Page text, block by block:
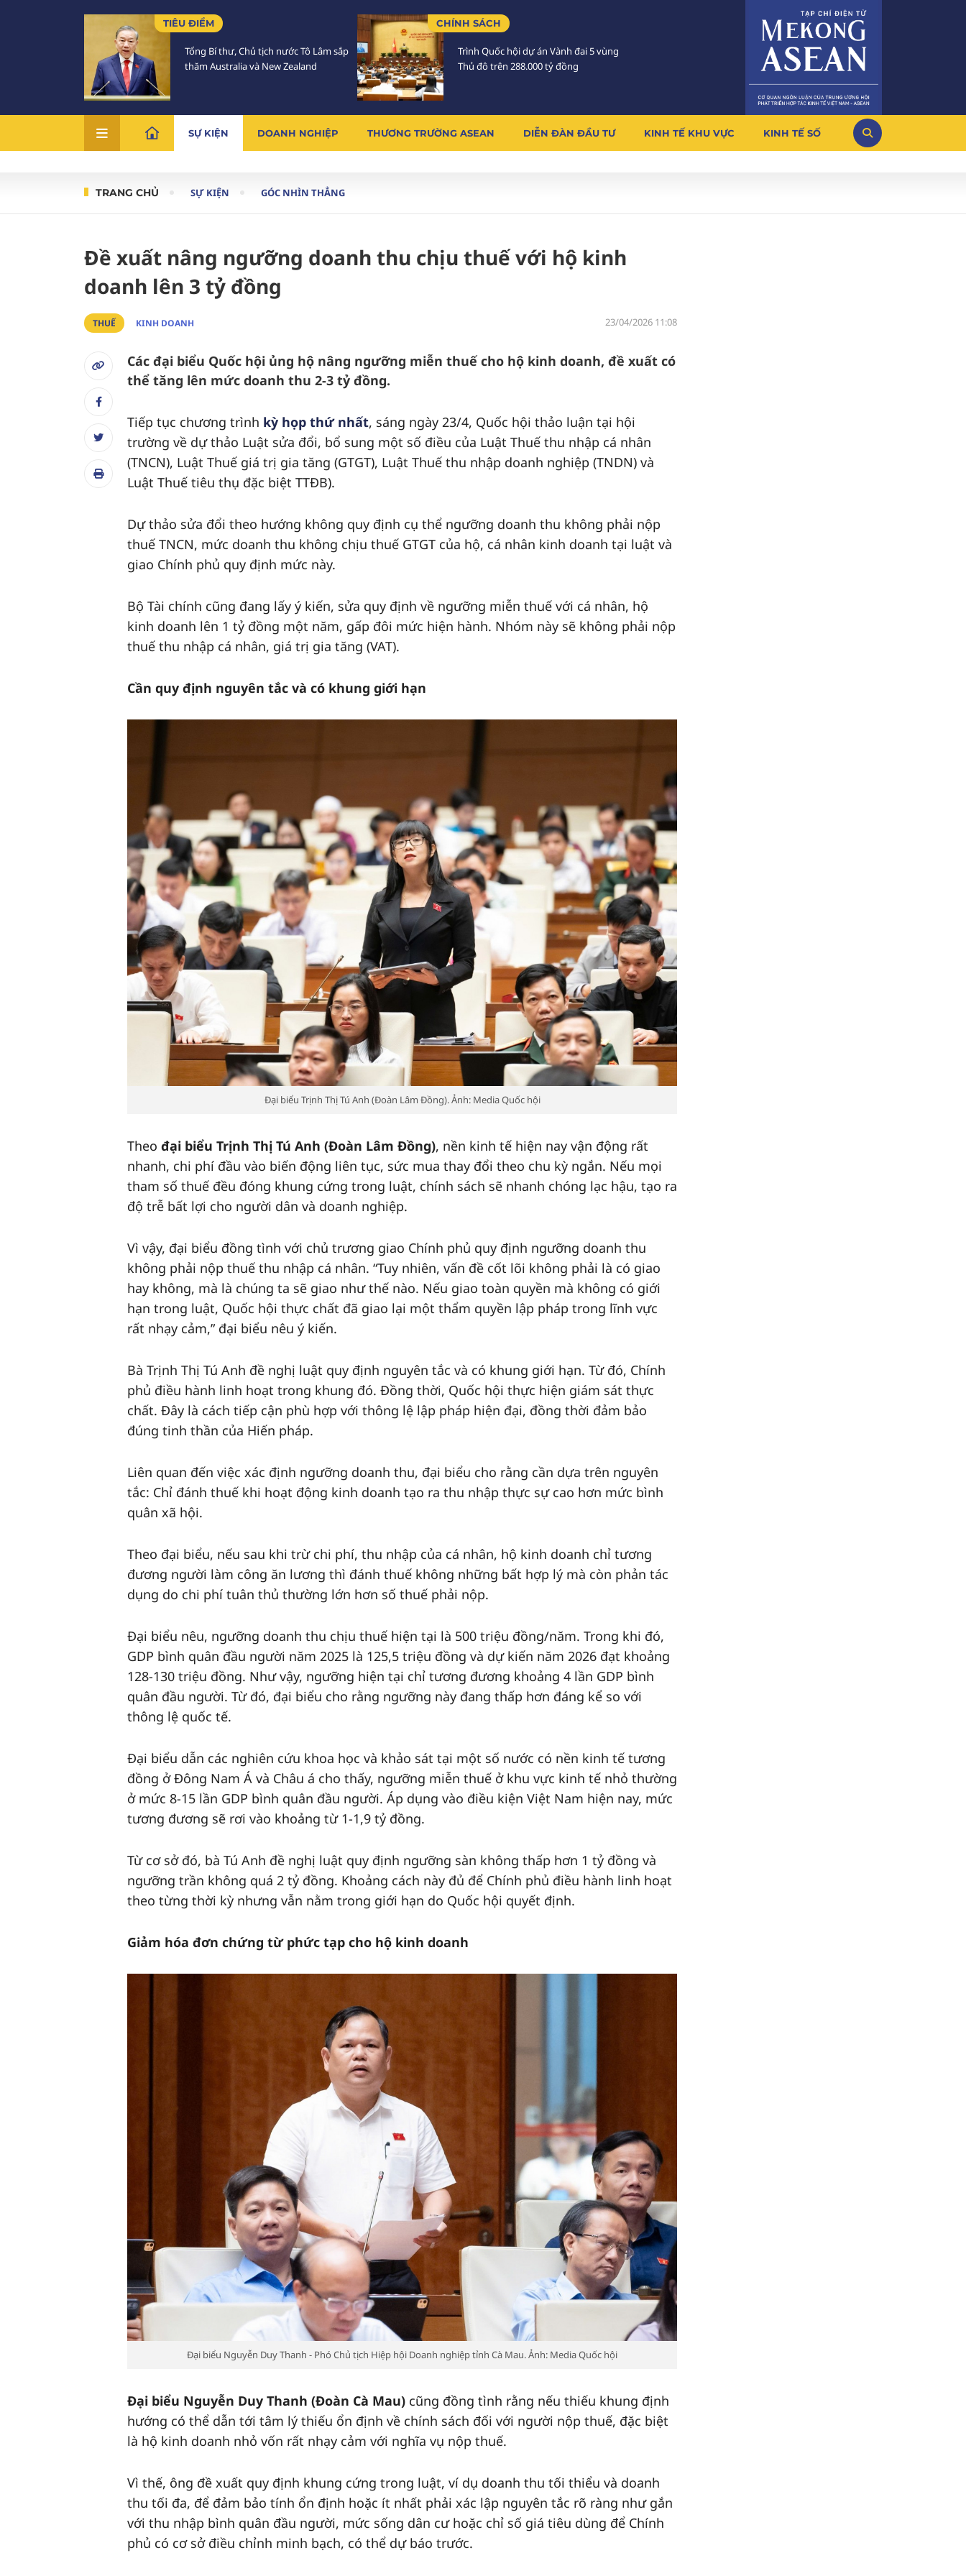
TIÊU ĐIỂM
Tổng Bí thư, Chủ tịch nước Tô Lâm sắp
thăm Australia và New Zealand
CHÍNH SÁCH
Trình Quốc hội dự án Vành đai 5 vùng
Thủ đô trên 288.000 tỷ đồng
SỰ KIỆN DOANH NGHIỆP THƯƠNG TRƯỜNG ASEAN DIỄN ĐÀN ĐẦU TƯ KINH TẾ KHU VỰC KINH TẾ SỐ
TRANG CHỦ SỰ KIỆN GÓC NHÌN THẲNG
Đề xuất nâng ngưỡng doanh thu chịu thuế với hộ kinh
doanh lên 3 tỷ đồng
THUẾ KINH DOANH 23/04/2026 11:08
Các đại biểu Quốc hội ủng hộ nâng ngưỡng miễn thuế cho hộ kinh doanh, đề xuất có
thể tăng lên mức doanh thu 2-3 tỷ đồng.
Tiếp tục chương trình kỳ họp thứ nhất, sáng ngày 23/4, Quốc hội thảo luận tại hội
trường về dự thảo Luật sửa đổi, bổ sung một số điều của Luật Thuế thu nhập cá nhân
(TNCN), Luật Thuế giá trị gia tăng (GTGT), Luật Thuế thu nhập doanh nghiệp (TNDN) và
Luật Thuế tiêu thụ đặc biệt TTĐB).
Dự thảo sửa đổi theo hướng không quy định cụ thể ngưỡng doanh thu không phải nộp
thuế TNCN, mức doanh thu không chịu thuế GTGT của hộ, cá nhân kinh doanh tại luật và
giao Chính phủ quy định mức này.
Bộ Tài chính cũng đang lấy ý kiến, sửa quy định về ngưỡng miễn thuế với cá nhân, hộ
kinh doanh lên 1 tỷ đồng một năm, gấp đôi mức hiện hành. Nhóm này sẽ không phải nộp
thuế thu nhập cá nhân, giá trị gia tăng (VAT).
Cần quy định nguyên tắc và có khung giới hạn
Đại biểu Trịnh Thị Tú Anh (Đoàn Lâm Đồng). Ảnh: Media Quốc hội
Theo đại biểu Trịnh Thị Tú Anh (Đoàn Lâm Đồng), nền kinh tế hiện nay vận động rất
nhanh, chi phí đầu vào biến động liên tục, sức mua thay đổi theo chu kỳ ngắn. Nếu mọi
tham số thuế đều đóng khung cứng trong luật, chính sách sẽ nhanh chóng lạc hậu, tạo ra
độ trễ bất lợi cho người dân và doanh nghiệp.
Vì vậy, đại biểu đồng tình với chủ trương giao Chính phủ quy định ngưỡng doanh thu
không phải nộp thuế thu nhập cá nhân. “Tuy nhiên, vấn đề cốt lõi không phải là có giao
hay không, mà là chúng ta sẽ giao như thế nào. Nếu giao toàn quyền mà không có giới
hạn trong luật, Quốc hội thực chất đã giao lại một thẩm quyền lập pháp trong lĩnh vực
rất nhạy cảm,” đại biểu nêu ý kiến.
Bà Trịnh Thị Tú Anh đề nghị luật quy định nguyên tắc và có khung giới hạn. Từ đó, Chính
phủ điều hành linh hoạt trong khung đó. Đồng thời, Quốc hội thực hiện giám sát thực
chất. Đây là cách tiếp cận phù hợp với thông lệ lập pháp hiện đại, đồng thời đảm bảo
đúng tinh thần của Hiến pháp.
Liên quan đến việc xác định ngưỡng doanh thu, đại biểu cho rằng cần dựa trên nguyên
tắc: Chỉ đánh thuế khi hoạt động kinh doanh tạo ra thu nhập thực sự cao hơn mức bình
quân xã hội.
Theo đại biểu, nếu sau khi trừ chi phí, thu nhập của cá nhân, hộ kinh doanh chỉ tương
đương người làm công ăn lương thì đánh thuế không những bất hợp lý mà còn phản tác
dụng do chi phí tuân thủ thường lớn hơn số thuế phải nộp.
Đại biểu nêu, ngưỡng doanh thu chịu thuế hiện tại là 500 triệu đồng/năm. Trong khi đó,
GDP bình quân đầu người năm 2025 là 125,5 triệu đồng và dự kiến năm 2026 đạt khoảng
128-130 triệu đồng. Như vậy, ngưỡng hiện tại chỉ tương đương khoảng 4 lần GDP bình
quân đầu người. Từ đó, đại biểu cho rằng ngưỡng này đang thấp hơn đáng kể so với
thông lệ quốc tế.
Đại biểu dẫn các nghiên cứu khoa học và khảo sát tại một số nước có nền kinh tế tương
đồng ở Đông Nam Á và Châu á cho thấy, ngưỡng miễn thuế ở khu vực kinh tế nhỏ thường
ở mức 8-15 lần GDP bình quân đầu người. Áp dụng vào điều kiện Việt Nam hiện nay, mức
tương đương sẽ rơi vào khoảng từ 1-1,9 tỷ đồng.
Từ cơ sở đó, bà Tú Anh đề nghị luật quy định ngưỡng sàn không thấp hơn 1 tỷ đồng và
ngưỡng trần không quá 2 tỷ đồng. Khoảng cách này đủ để Chính phủ điều hành linh hoạt
theo từng thời kỳ nhưng vẫn nằm trong giới hạn do Quốc hội quyết định.
Giảm hóa đơn chứng từ phức tạp cho hộ kinh doanh
Đại biểu Nguyễn Duy Thanh - Phó Chủ tịch Hiệp hội Doanh nghiệp tỉnh Cà Mau. Ảnh: Media Quốc hội
Đại biểu Nguyễn Duy Thanh (Đoàn Cà Mau) cũng đồng tình rằng nếu thiếu khung định
hướng có thể dẫn tới tâm lý thiếu ổn định về chính sách đối với người nộp thuế, đặc biệt
là hộ kinh doanh nhỏ vốn rất nhạy cảm với nghĩa vụ nộp thuế.
Vì thế, ông đề xuất quy định khung cứng trong luật, ví dụ doanh thu tối thiểu và doanh
thu tối đa, để đảm bảo tính ổn định hoặc ít nhất phải xác lập nguyên tắc rõ ràng như gắn
với thu nhập bình quân đầu người, mức sống dân cư hoặc chỉ số giá tiêu dùng để Chính
phủ có cơ sở điều chỉnh minh bạch, có thể dự báo trước.